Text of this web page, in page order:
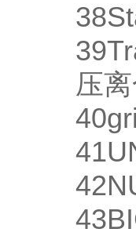
38
39
压
40
41
42
43